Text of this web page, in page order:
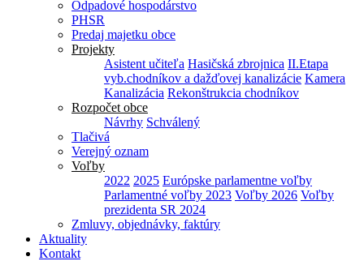
Odpadové hospodárstvo
PHSR
Predaj majetku obce
Projekty
Asistent učiteľa Hasičská zbrojnica II.Etapa
vyb.chodníkov a dažďovej kanalizácie Kamera
Kanalizácia Rekonštrukcia chodníkov
Rozpočet obce
Návrhy Schválený
Tlačivá
Verejný oznam
Voľby
2022 2025 Európske parlamentne voľby
Parlamentné voľby 2023 Voľby 2026 Voľby
prezidenta SR 2024
Zmluvy, objednávky, faktúry
Aktuality
Kontakt